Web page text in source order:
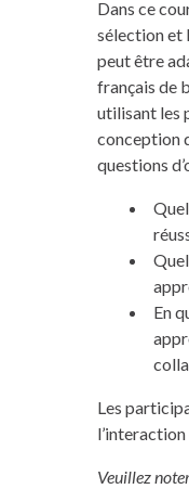
Dans ce
sélection et
peut être
français de
utilisant les
conception
questions
En
Les
Veuillez